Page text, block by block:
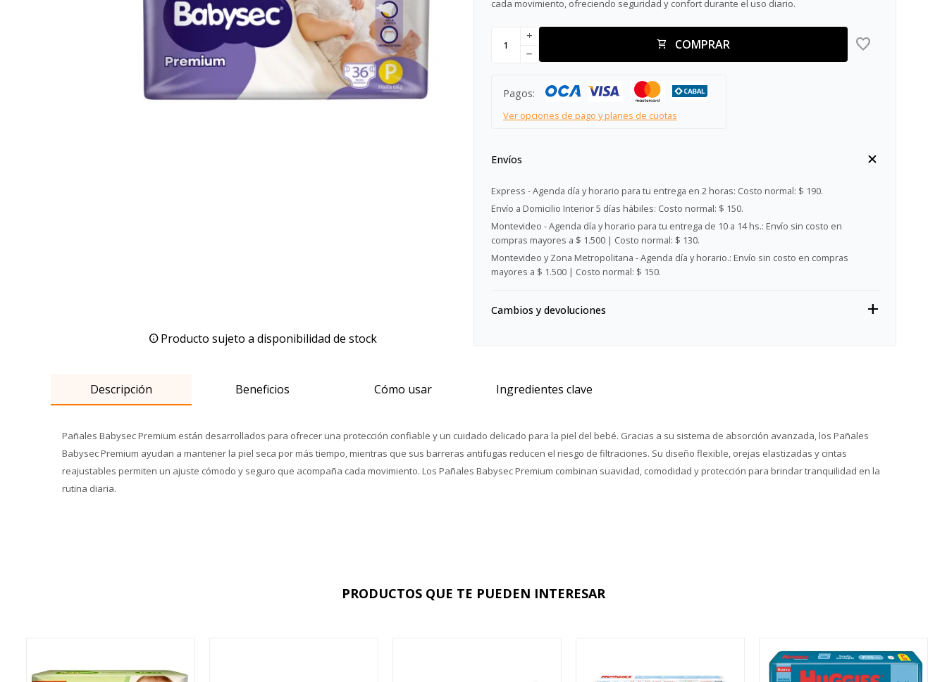
Producto sujeto a disponibilidad de stock
cada movimiento, ofreciendo seguridad y confort durante el uso diario.
COMPRAR
add
remove
Pagos:
Ver opciones de pago y planes de cuotas
Envíos
Express - Agenda día y horario para tu entrega en 2 horas: Costo normal: $ 190.
Envío a Domicilio Interior 5 días hábiles: Costo normal: $ 150.
Montevideo - Agenda día y horario para tu entrega de 10 a 14 hs.: Envío sin costo en
compras mayores a $ 1.500 | Costo normal: $ 130.
Montevideo y Zona Metropolitana - Agenda día y horario.: Envío sin costo en compras
mayores a $ 1.500 | Costo normal: $ 150.
Cambios y devoluciones
Descripción Beneficios Cómo usar Ingredientes clave
Pañales Babysec Premium están desarrollados para ofrecer una protección confiable y un cuidado delicado para la piel del bebé. Gracias a su sistema de absorción avanzada, los Pañales
Babysec Premium ayudan a mantener la piel seca por más tiempo, mientras que sus barreras antifugas reducen el riesgo de filtraciones. Su diseño flexible, orejas elastizadas y cintas
reajustables permiten un ajuste cómodo y seguro que acompaña cada movimiento. Los Pañales Babysec Premium combinan suavidad, comodidad y protección para brindar tranquilidad en la
rutina diaria.
PRODUCTOS QUE TE PUEDEN INTERESAR